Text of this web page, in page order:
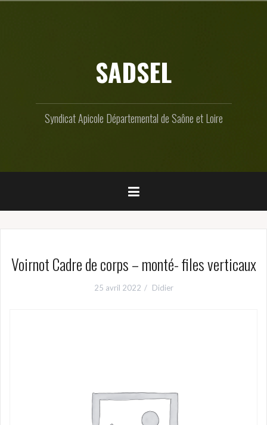
SADSEL
Syndicat Apicole Départemental de Saône et Loire
Voirnot Cadre de corps – monté- files verticaux
25 avril 2022 Didier